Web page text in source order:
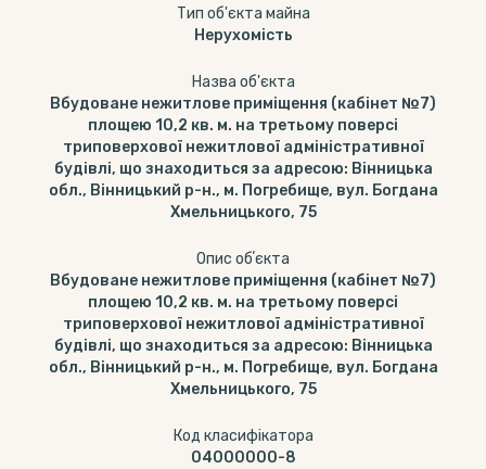
Тип об'єкта майна
Нерухомість
Назва об'єкта
Вбудоване нежитлове приміщення (кабінет №7)
площею 10,2 кв. м. на третьому поверсі
триповерхової нежитлової адміністративної
будівлі, що знаходиться за адресою: Вінницька
обл., Вінницький р-н., м. Погребище, вул. Богдана
Хмельницького, 75
Опис обʼєкта
Вбудоване нежитлове приміщення (кабінет №7)
площею 10,2 кв. м. на третьому поверсі
триповерхової нежитлової адміністративної
будівлі, що знаходиться за адресою: Вінницька
обл., Вінницький р-н., м. Погребище, вул. Богдана
Хмельницького, 75
Код класифікатора
04000000-8